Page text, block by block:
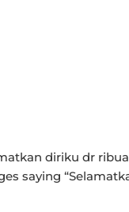
diriku dr
saying